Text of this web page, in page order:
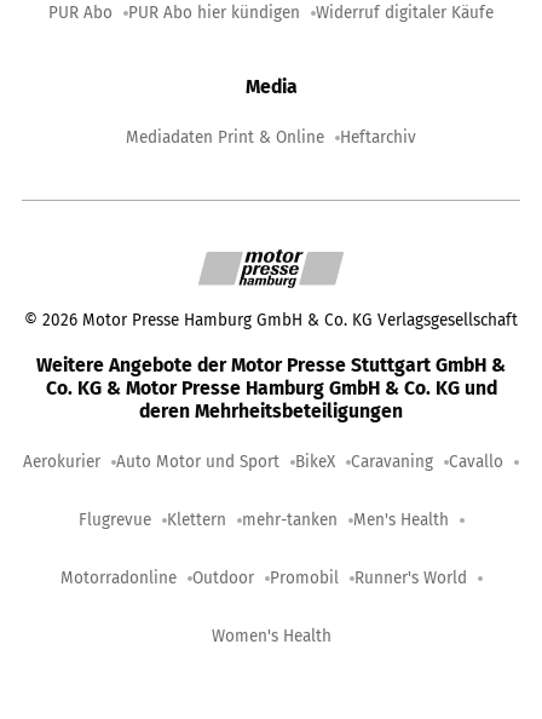
PUR Abo PUR Abo hier kündigen Widerruf digitaler Käufe
Media
Mediadaten Print & Online Heftarchiv
© 2026 Motor Presse Hamburg GmbH & Co. KG Verlagsgesellschaft
Weitere Angebote der Motor Presse Stuttgart GmbH &
Co. KG & Motor Presse Hamburg GmbH & Co. KG und
deren Mehrheitsbeteiligungen
Aerokurier Auto Motor und Sport BikeX Caravaning Cavallo
Flugrevue Klettern mehr-tanken Men's Health
Motorradonline Outdoor Promobil Runner's World
Women's Health